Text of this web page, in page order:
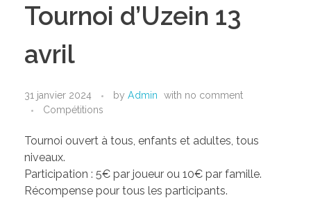
Tournoi d’Uzein 13
avril
31 janvier 2024 by Admin with no comment
Compétitions
Tournoi ouvert à tous, enfants et adultes, tous
niveaux.
Participation : 5€ par joueur ou 10€ par famille.
Récompense pour tous les participants.